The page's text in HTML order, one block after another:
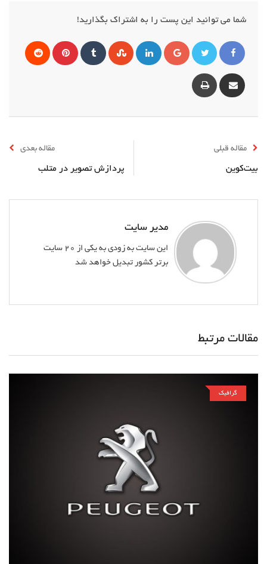
شما می توانید این پست را به اشتراک بگذارید!
گوگل
لینکداینStumbleUpon
TumblrپینترستReddit
Share
via
Print
مقاله قبلی
بیت‌کوین
مقاله بعدی
پردازش تصویر در متلب
مدیر سایت
این سایت به زودی به یکی از 20 سایت
برتر کشور تبدیل خواهد شد
مقالات مرتبط
گرافیک